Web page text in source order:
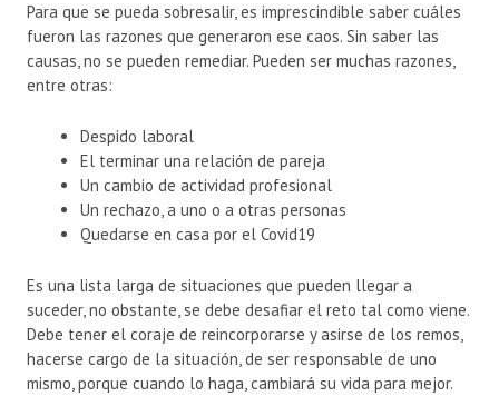
Para que se pueda sobresalir, es imprescindible saber cuáles
fueron las razones que generaron ese caos. Sin saber las
causas, no se pueden remediar. Pueden ser muchas razones,
entre otras:
Despido laboral
El terminar una relación de pareja
Un cambio de actividad profesional
Un rechazo, a uno o a otras personas
Quedarse en casa por el Covid19
Es una lista larga de situaciones que pueden llegar a
suceder, no obstante, se debe desafiar el reto tal como viene.
Debe tener el coraje de reincorporarse y asirse de los remos,
hacerse cargo de la situación, de ser responsable de uno
mismo, porque cuando lo haga, cambiará su vida para mejor.